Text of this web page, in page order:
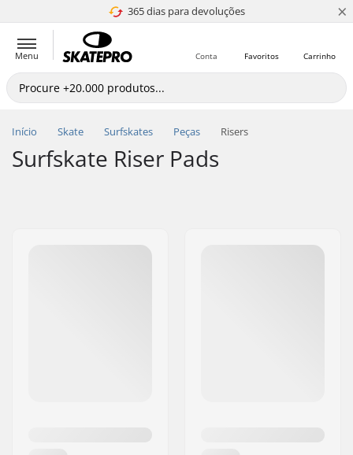
365 dias para devoluções
4.8 de 5 ×
Menu Carrinho
Favoritos
Conta
Início Skate Surfskates Peças Risers
Surfskate Riser Pads